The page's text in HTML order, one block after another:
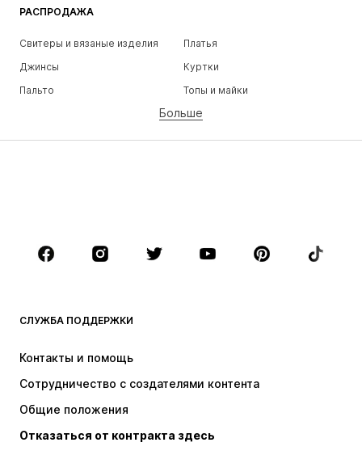
РАСПРОДАЖА
Свитеры и вязаные изделия
Платья
Джинсы
Куртки
Пальто
Топы и майки
Белье
Аксессуары
Премиум
НОВИНКИ
Куртки
Белье
Пальто
Юбки
Больше
СЛУЖБА ПОДДЕРЖКИ
Контакты и помощь
Сотрудничество с создателями контента
Общие положения
Отказаться от контракта здесь